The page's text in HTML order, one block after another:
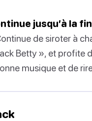
jusqu’à la
de siroter à
Betty », et profite
musique et de